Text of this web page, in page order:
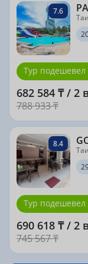
7.6
Тур подешевел
682 584 ₸ / 2
788 933 ₸
8.4
Тур подешевел
690 618 ₸ / 2
745 567 ₸